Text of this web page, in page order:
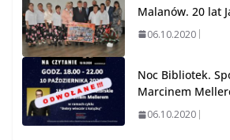
Malanów. 20 lat
06.10.2020
Noc Bibliotek.
Marcinem
06.10.2020